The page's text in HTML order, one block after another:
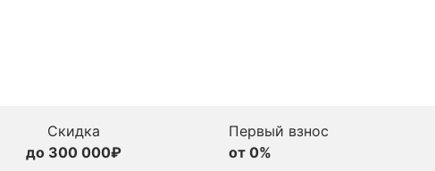
Скидка
до 300 000₽
Первый взнос
от 0%